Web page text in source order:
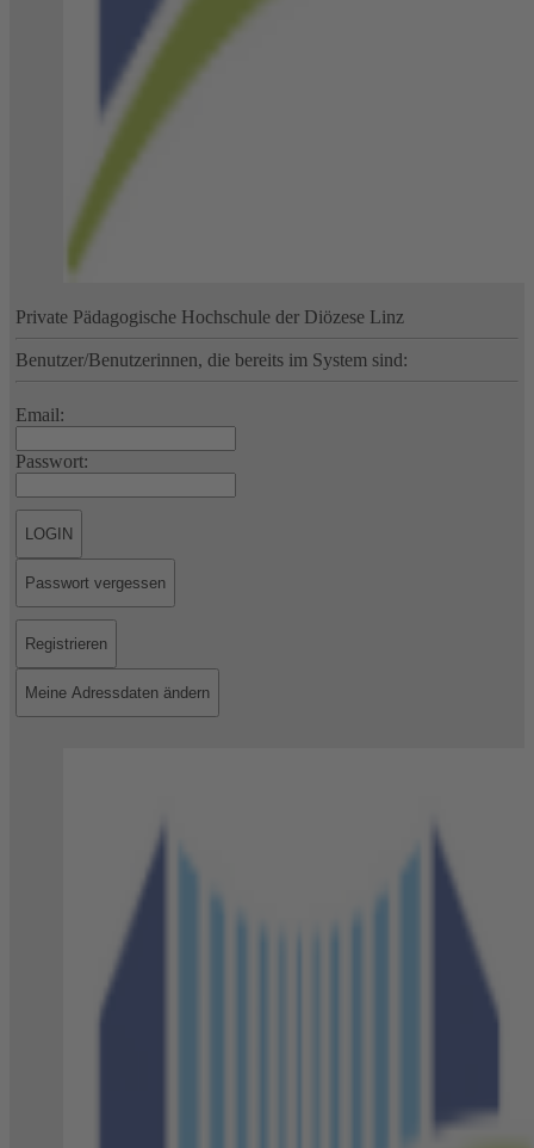
Private Pädagogische Hochschule der Diözese Linz
Benutzer/Benutzerinnen, die bereits im System sind:
Email:
Passwort: